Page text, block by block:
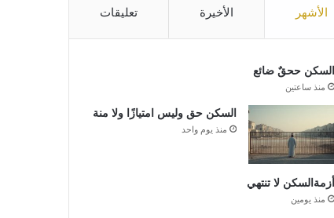
الأشهر الأخيرة تعليقات
السكن ححقٌ ضائع
منذ ساعتين
السكن حق وليس امتيازًا ولا منة
منذ يوم واحد
أزمةالسكن لا تنتهي
منذ يومين